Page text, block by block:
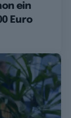
ein
Euro